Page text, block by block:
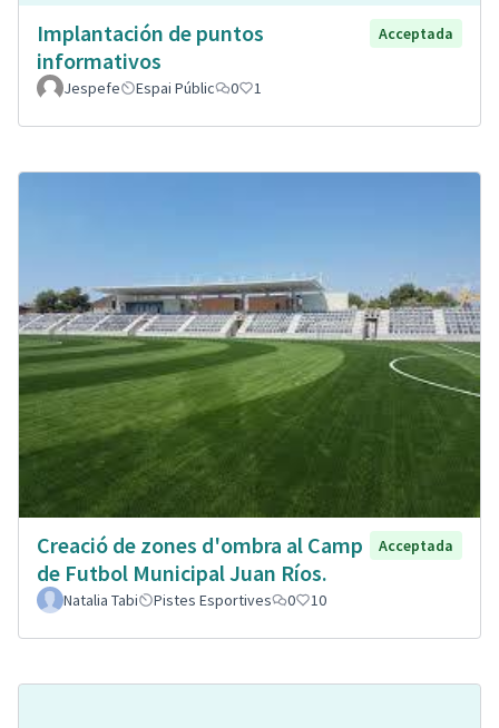
Implantación de puntos
informativos
Acceptada
Jespefe Espai Públic 0 1
Creació de zones d'ombra al Camp
de Futbol Municipal Juan Ríos.
Acceptada
Natalia Tabi Pistes Esportives 0 10